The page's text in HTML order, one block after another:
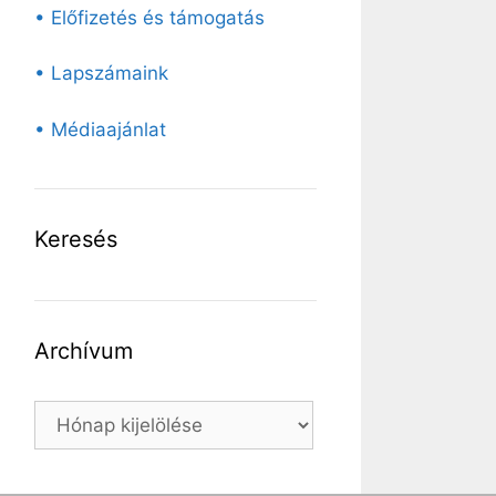
• Előfizetés és támogatás
• Lapszámaink
• Médiaajánlat
Keresés
Archívum
Archívum